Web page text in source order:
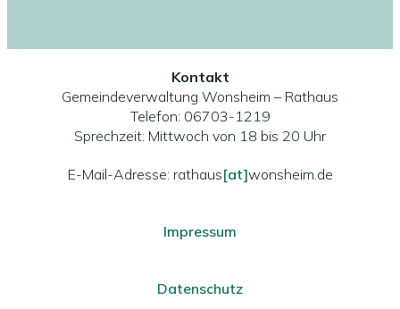
Kontakt
Gemeindeverwaltung Wonsheim – Rathaus
Telefon: 06703-1219
Sprechzeit: Mittwoch von 18 bis 20 Uhr
E-Mail-Adresse: rathaus[at]wonsheim.de
Impressum
Datenschutz